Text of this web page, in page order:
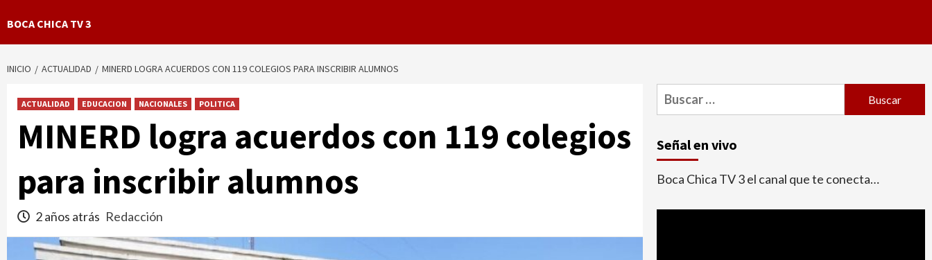
BOCA CHICA TV 3
INICIO ACTUALIDAD MINERD LOGRA ACUERDOS CON 119 COLEGIOS PARA INSCRIBIR ALUMNOS
ACTUALIDAD EDUCACION NACIONALES POLITICA
MINERD logra acuerdos con 119 colegios
para inscribir alumnos
2 años atrás Redacción
Buscar:
Señal en vivo
Boca Chica TV 3 el canal que te conecta…